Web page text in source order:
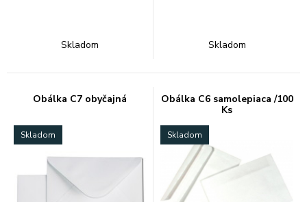
Skladom Skladom
Obálka C7 obyčajná
Skladom
Obálka C6 samolepiaca /100
Ks
Skladom